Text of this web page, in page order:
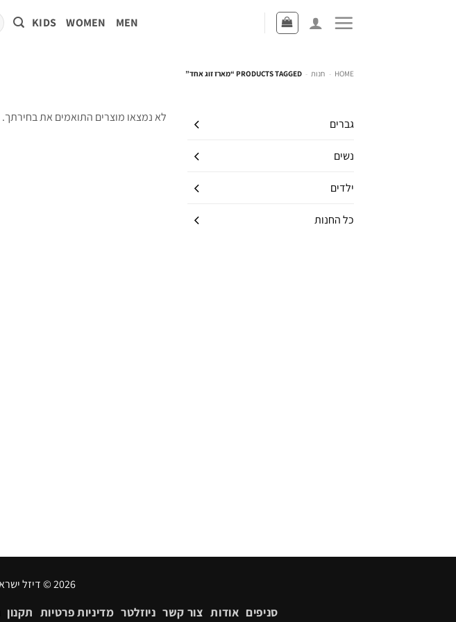
MEN
WOMEN
KIDS
HOME
- חנות - PRODUCTS TAGGED “מארז זוג אחד”
גברים
נשים
ילדים
כל החנות
לא נמצאו מוצרים התואמים את בחירתך.
2026 © דיזל ישראל | פולימוד 1994 בע״מ
סניפים אודות צור קשר ניוזלטר מדיניות פרטיות תקנון